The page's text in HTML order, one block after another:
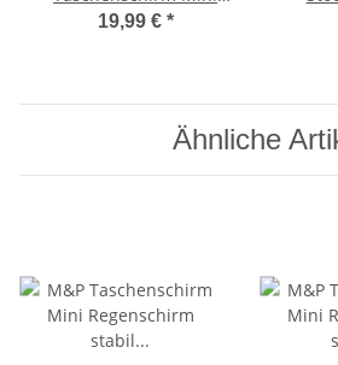
Regenschirm mit Auf-Zu-
19,99 € *
Ähnliche